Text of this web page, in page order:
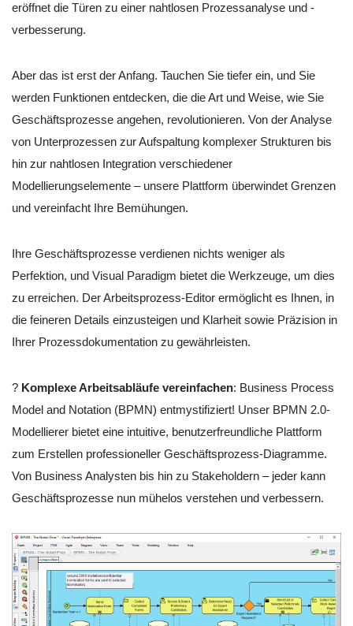
eröffnet die Türen zu einer nahtlosen Prozessanalyse und -
verbesserung.
Aber das ist erst der Anfang. Tauchen Sie tiefer ein, und Sie
werden Funktionen entdecken, die die Art und Weise, wie Sie
Geschäftsprozesse angehen, revolutionieren. Von der Analyse
von Unterprozessen zur Aufspaltung komplexer Strukturen bis
hin zur nahtlosen Integration verschiedener
Modellierungselemente – unsere Plattform überwindet Grenzen
und vereinfacht Ihre Bemühungen.
Ihre Geschäftsprozesse verdienen nichts weniger als
Perfektion, und Visual Paradigm bietet die Werkzeuge, um dies
zu erreichen. Der Arbeitsprozess-Editor ermöglicht es Ihnen, in
die feineren Details einzusteigen und Klarheit sowie Präzision in
Ihrer Prozessdokumentation zu gewährleisten.
? Komplexe Arbeitsabläufe vereinfachen: Business Process
Model and Notation (BPMN) entmystifiziert! Unser BPMN 2.0-
Modellierer bietet eine intuitive, benutzerfreundliche Plattform
zum Erstellen professioneller Geschäftsprozess-Diagramme.
Von Business Analysten bis hin zu Stakeholdern – jeder kann
Geschäftsprozesse nun mühelos verstehen und verbessern.